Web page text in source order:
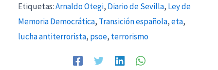
Etiquetas:Arnaldo Otegi, Diario de Sevilla, Ley de
Memoria Democrática, Transición española,eta,
lucha antiterrorista, psoe, terrorismo